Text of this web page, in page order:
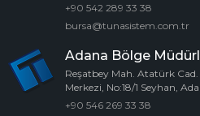
+90 542 289 33 38
bursa@tunasistem.com.tr
Adana Bölge
Reşatbey Mah. Atatürk
Merkezi, No:18/1 Seyhan,
+90 546 269 33 38